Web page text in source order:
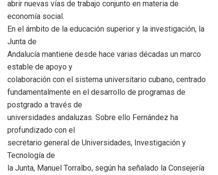
abrir nuevas vías de trabajo conjunto en materia de
economía social.
En el ámbito de la educación superior y la investigación, la
Junta de
Andalucía mantiene desde hace varias décadas un marco
estable de apoyo y
colaboración con el sistema universitario cubano, centrado
fundamentalmente en el desarrollo de programas de
postgrado a través de
universidades andaluzas. Sobre ello Fernández ha
profundizado con el
secretario general de Universidades, Investigación y
Tecnología de
la Junta, Manuel Torralbo, según ha señalado la Consejería